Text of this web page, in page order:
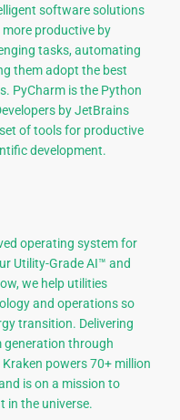
software solutions
productive by
tasks, automating
them adopt the best
PyCharm is the Python
by JetBrains
of tools for productive
development.
operating system for
Utility-Grade AI™ and
we help utilities
and operations so
transition. Delivering
generation through
powers 70+ million
is on a mission to
in the universe.